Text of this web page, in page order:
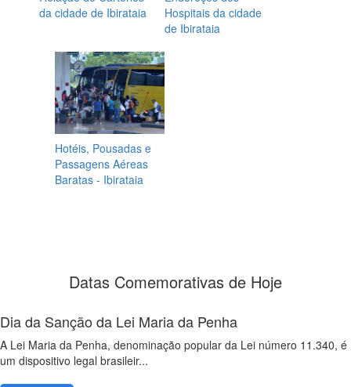
da cidade de Ibirataia
Hospitais da cidade
de Ibirataia
Hotéis, Pousadas e
Passagens Aéreas
Baratas - Ibirataia
Datas Comemorativas de Hoje
Dia da Sanção da Lei Maria da Penha
A Lei Maria da Penha, denominação popular da Lei número 11.340, é
um dispositivo legal brasileir...